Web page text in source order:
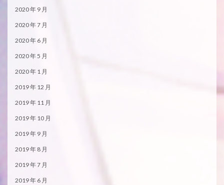
2020 年 9 月
2020 年 7 月
2020 年 6 月
2020 年 5 月
2020 年 1 月
2019 年 12 月
2019 年 11 月
2019 年 10 月
2019 年 9 月
2019 年 8 月
2019 年 7 月
2019 年 6 月